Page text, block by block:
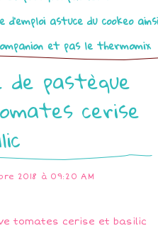
d’emploi astuce du cookeo
et pas le thermomix
pastèque
cerise
2018 à 09:20 AM